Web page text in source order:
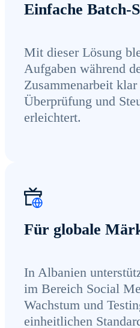
Einfache Batch-
Mit dieser Lösung
Aufgaben während
Zusammenarbeit
Überprüfung und
erleichtert.
Für globale
In Albanien
im Bereich Social
Wachstum und
einheitlichen